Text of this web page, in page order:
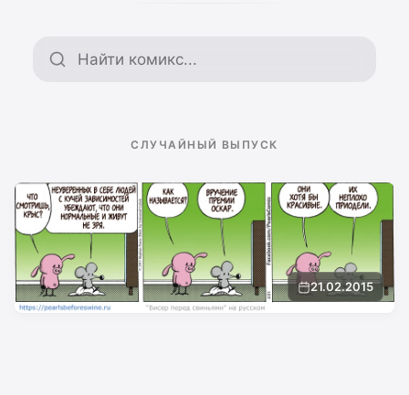
Поиск по архиву
СЛУЧАЙНЫЙ ВЫПУСК
21.02.2015